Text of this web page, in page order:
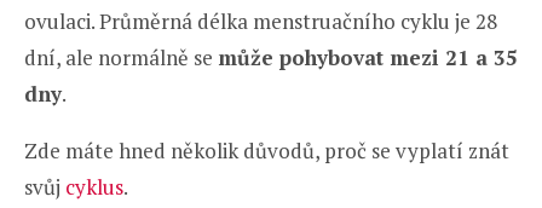
ovulaci. Průměrná délka menstruačního cyklu je 28
dní, ale normálně se může pohybovat mezi 21 a 35
dny.
Zde máte hned několik důvodů, proč se vyplatí znát
svůj cyklus.